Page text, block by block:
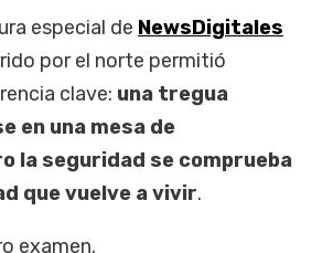
especial de NewsDigitales
por el norte permitió
clave: una tregua
en una mesa de
la seguridad se comprueba
que vuelve a vivir.
examen.